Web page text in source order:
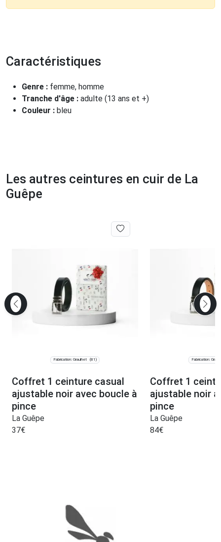
Caractéristiques
Genre : femme, homme
Tranche d'âge : adulte (13 ans et +)
Couleur : bleu
Les autres ceintures en cuir de La
Guêpe
Fabrication: Graulhet (81)
Coffret 1 ceinture casual
ajustable noir avec boucle à
pince
La Guêpe
37€
Fabrication:
Coffret 1
ajustable noir
pince
La Guêpe
84€